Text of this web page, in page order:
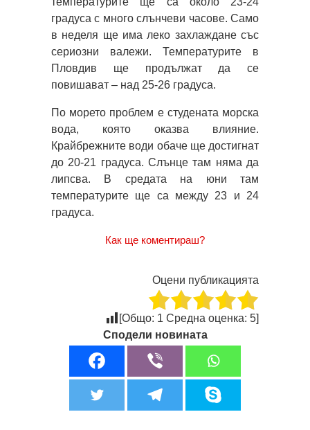
градуса с много слънчеви часове. Само
в неделя ще има леко захлаждане със
сериозни валежи. Температурите в
Пловдив ще продължат да се
повишават – над 25-26 градуса.
По морето проблем е студената морска
вода, която оказва влияние.
Крайбрежните води обаче ще достигнат
до 20-21 градуса. Слънце там няма да
липсва. В средата на юни там
температурите ще са между 23 и 24
градуса.
Как ще коментираш?
Оцени публикацията
[Общо: 1 Средна оценка: 5]
Сподели новината